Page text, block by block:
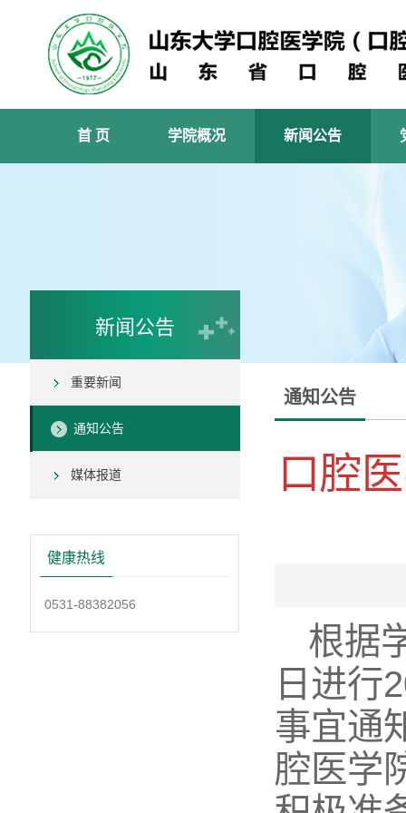
首 页 学院概况 新闻公告
新闻公告
重要新闻
通知公告
媒体报道
健康热线
0531-88382056
通知公告
口腔
根据
日进行
事宜通
腔医学